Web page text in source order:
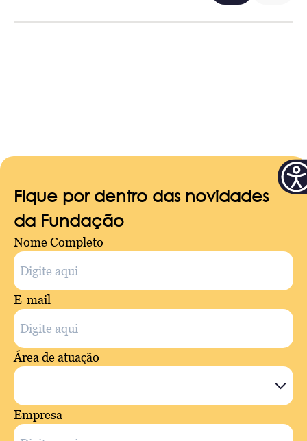
Fique por dentro das novidades
da Fundação
Nome Completo
E-mail
Área de atuação
Empresa